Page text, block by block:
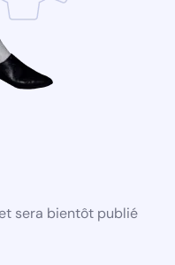
sera bientôt publié